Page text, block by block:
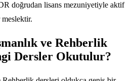
doğrudan lisans mezuniyetiyle aktif
meslektir.
ve Rehberlik
Dersler Okutulur?